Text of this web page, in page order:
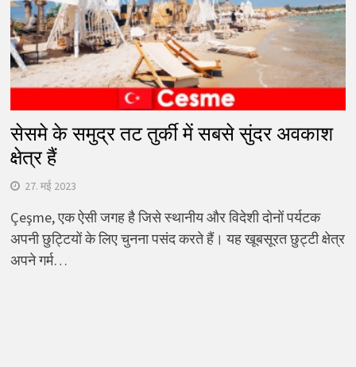
सेसमे के समुद्र तट तुर्की में सबसे सुंदर अवकाश
क्षेत्र हैं
27. मई 2023
Çeşme, एक ऐसी जगह है जिसे स्थानीय और विदेशी दोनों पर्यटक
अपनी छुट्टियों के लिए चुनना पसंद करते हैं। यह खूबसूरत छुट्टी क्षेत्र
अपने गर्म…